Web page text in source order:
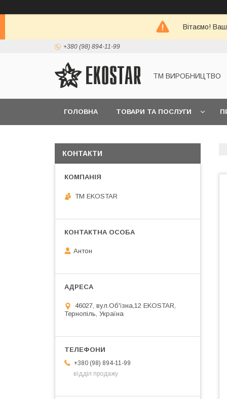
Вітаємо!
+380 (98) 894-11-99
ТМ ВИРОБНИЦТВО
ГОЛОВНА ТОВАРИ ТА ПОСЛУГИ
КОНТАКТИ
ТМ EKOSTAR
Антон
46027, вул.Об'їзна,12 EKOSTAR,
Тернопіль, Україна
+380 (98) 894-11-99
відділ продажу